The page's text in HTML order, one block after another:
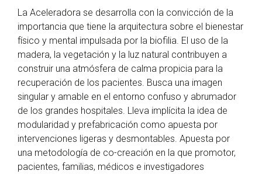
La Aceleradora se desarrolla con la convicción de la
importancia que tiene la arquitectura sobre el bienestar
físico y mental impulsada por la biofilia. El uso de la
madera, la vegetación y la luz natural contribuyen a
construir una atmósfera de calma propicia para la
recuperación de los pacientes. Busca una imagen
singular y amable en el entorno confuso y abrumador
de los grandes hospitales. Lleva implícita la idea de
modularidad y prefabricación como apuesta por
intervenciones ligeras y desmontables. Apuesta por
una metodología de co-creación en la que promotor,
pacientes, familias, médicos e investigadores